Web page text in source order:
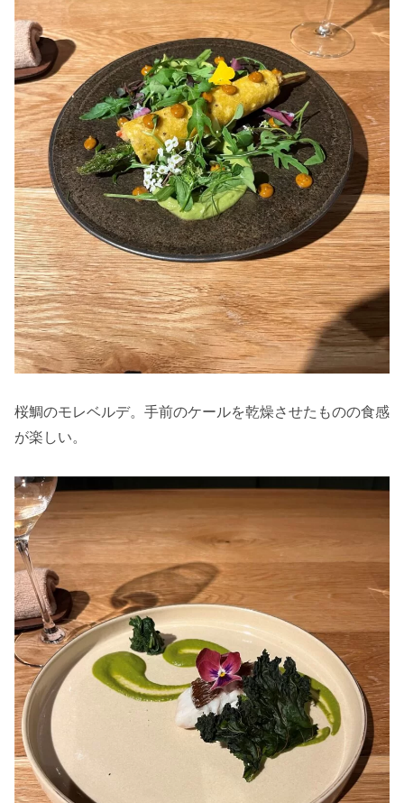
桜鯛のモレベルデ。手前のケールを乾燥させたものの食感
が楽しい。